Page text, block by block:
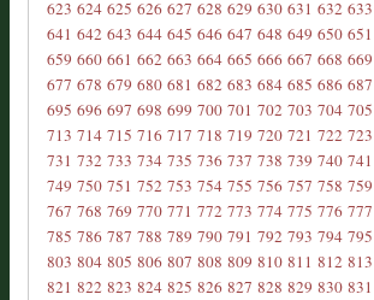
623 624 625 626 627 628 629 630 631 632 633
641 642 643 644 645 646 647 648 649 650 651
659 660 661 662 663 664 665 666 667 668 669
677 678 679 680 681 682 683 684 685 686 687
695 696 697 698 699 700 701 702 703 704 705
713 714 715 716 717 718 719 720 721 722 723
731 732 733 734 735 736 737 738 739 740 741
749 750 751 752 753 754 755 756 757 758 759
767 768 769 770 771 772 773 774 775 776 777
785 786 787 788 789 790 791 792 793 794 795
803 804 805 806 807 808 809 810 811 812 813
821 822 823 824 825 826 827 828 829 830 831